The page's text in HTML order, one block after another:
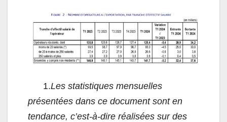
1.Les statistiques mensuelles
présentées dans ce document sont en
tendance, c’est-à-dire réalisées sur des